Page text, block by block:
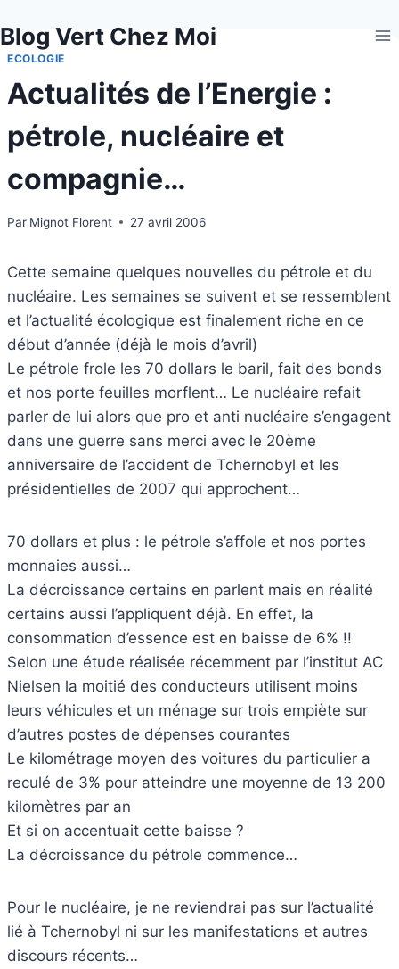
au
contenu
Blog Vert Chez Moi
ECOLOGIE
Actualités de l’Energie :
pétrole, nucléaire et
compagnie…
Par Mignot Florent 27 avril 2006
Cette semaine quelques nouvelles du pétrole et du
nucléaire. Les semaines se suivent et se ressemblent
et l’actualité écologique est finalement riche en ce
début d’année (déjà le mois d’avril)
Le pétrole frole les 70 dollars le baril, fait des bonds
et nos porte feuilles morflent… Le nucléaire refait
parler de lui alors que pro et anti nucléaire s’engagent
dans une guerre sans merci avec le 20ème
anniversaire de l’accident de Tchernobyl et les
présidentielles de 2007 qui approchent…
70 dollars et plus : le pétrole s’affole et nos portes
monnaies aussi…
La décroissance certains en parlent mais en réalité
certains aussi l’appliquent déjà. En effet, la
consommation d’essence est en baisse de 6% !!
Selon une étude réalisée récemment par l’institut AC
Nielsen la moitié des conducteurs utilisent moins
leurs véhicules et un ménage sur trois empiète sur
d’autres postes de dépenses courantes
Le kilométrage moyen des voitures du particulier a
reculé de 3% pour atteindre une moyenne de 13 200
kilomètres par an
Et si on accentuait cette baisse ?
La décroissance du pétrole commence…
Pour le nucléaire, je ne reviendrai pas sur l’actualité
lié à Tchernobyl ni sur les manifestations et autres
discours récents…